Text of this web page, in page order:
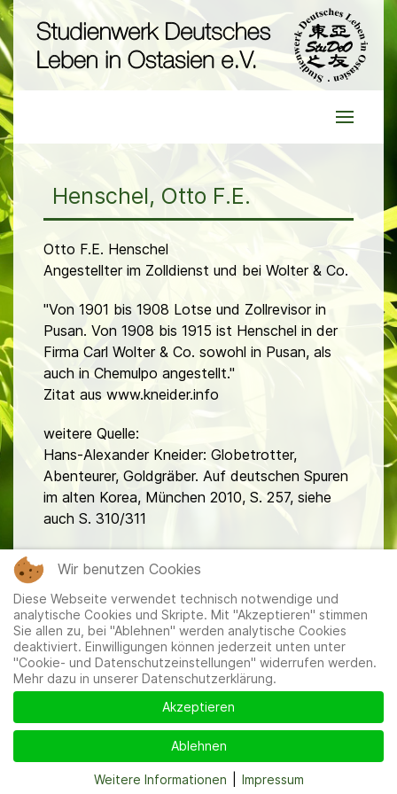
Henschel, Otto F.E.
Otto F.E. Henschel
Angestellter im Zolldienst und bei Wolter & Co.
"Von 1901 bis 1908 Lotse und Zollrevisor in
Pusan. Von 1908 bis 1915 ist Henschel in der
Firma Carl Wolter & Co. sowohl in Pusan, als
auch in Chemulpo angestellt."
Zitat aus www.kneider.info
weitere Quelle:
Hans-Alexander Kneider: Globetrotter,
Abenteurer, Goldgräber. Auf deutschen Spuren
im alten Korea, München 2010, S. 257, siehe
auch S. 310/311
Mitglieder|Impressum|Datenschutzerklärung|Cookie-
und Datenschutzeinstellungen
Wir benutzen Cookies
Diese Webseite verwendet technisch notwendige und
analytische Cookies und Skripte. Mit "Akzeptieren" stimmen
Sie allen zu, bei "Ablehnen" werden analytische Cookies
deaktiviert. Einwilligungen können jederzeit unten unter
"Cookie- und Datenschutzeinstellungen" widerrufen werden.
Mehr dazu in unserer Datenschutzerklärung.
Akzeptieren
Ablehnen
Weitere Informationen Impressum